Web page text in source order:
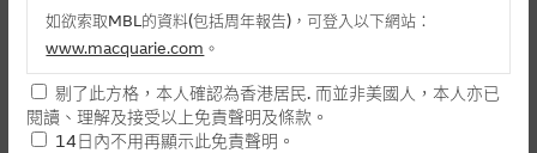
每手(份)
街貨量(百萬份) 0.09
街貨百分比 0.23%
如欲索取MBL的資料(包括周年報告)，可登入以下網站：
www.macquarie.com 。
本網站所載資料會隨時更改，而不作另行通知，如閣下欲取麥格
理的資料，可直接聯絡本集團職員。
剔了此方格，本人確認為香港居民. 而並非美國人，本人亦已
閱讀、理解及接受以上免責聲明及條款。
14日內不用再顯示此免責聲明。